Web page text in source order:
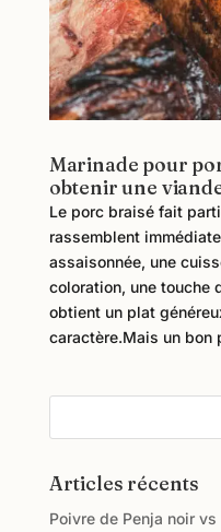
Marinade pour
obtenir une
Le porc braisé fait
rassemblent
assaisonnée, une
coloration, une touche
obtient un plat
caractère.Mais un bon
Articles récents
Poivre de Penja noir